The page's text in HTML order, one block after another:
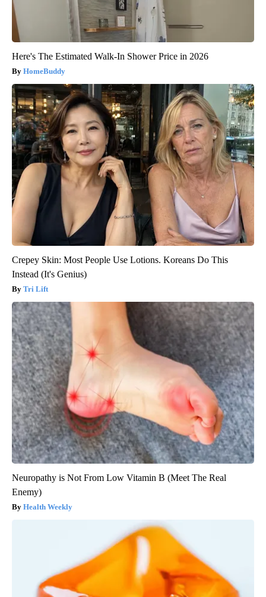
Here's The Estimated Walk-In Shower Price in 2026
HomeBuddy
Crepey Skin: Most People Use Lotions. Koreans Do This
Instead (It's Genius)
Tri Lift
Neuropathy is Not From Low Vitamin B (Meet The Real
Enemy)
Health Weekly